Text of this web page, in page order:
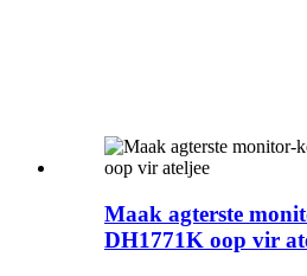
Maak agterste
DH1771K oop vir